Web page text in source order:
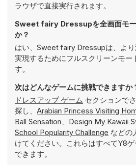
ラウザで直接実行されます。
Sweet fairy Dressupを全画面モー
か？
はい、Sweet fairy Dressupは、よ
実現するためにフルスクリーンモー
す。
次はどんなゲームに挑戦できますか
ドレスアップ ゲーム セクションで
探し、 Arabian Princess Visiting
Ball Sensation、 Design My Kawaii
School Popularity Challenge などの
けてください。これらはすべてY8
できます。